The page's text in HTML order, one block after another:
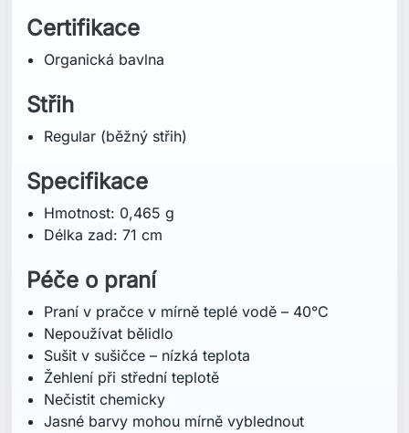
Certifikace
Organická bavlna
Střih
Regular (běžný střih)
Specifikace
Hmotnost: 0,465 g
Délka zad: 71 cm
Péče o praní
Praní v pračce v mírně teplé vodě – 40°C
Nepoužívat bělidlo
Sušit v sušičce – nízká teplota
Žehlení při střední teplotě
Nečistit chemicky
Jasné barvy mohou mírně vyblednout